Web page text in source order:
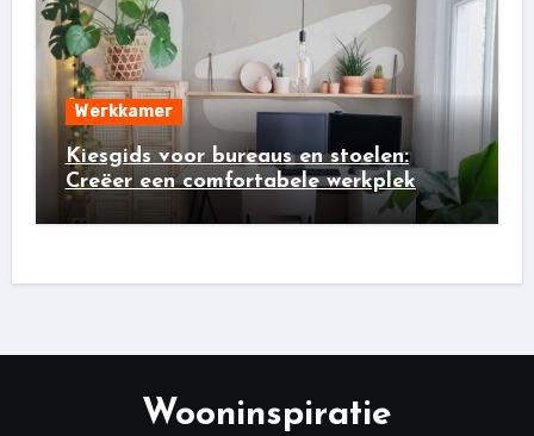
Werkkamer
Kiesgids voor bureaus en stoelen:
Creëer een comfortabele werkplek
Wooninspiratie